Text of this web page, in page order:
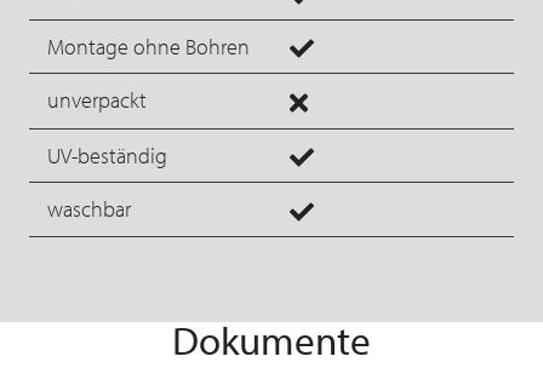
Montage ohne Bohren
unverpackt
UV-beständig
waschbar
Dokumente